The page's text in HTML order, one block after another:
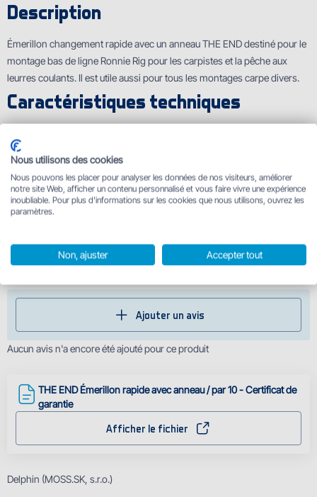
Description
Émerillon changement rapide avec un anneau THE END destiné pour le
montage bas de ligne Ronnie Rig pour les carpistes et la pêche aux
leurres coulants. Il est utile aussi pour tous les montages carpe divers.
Caractéristiques techniques
#4
Vous avez une question sur ce produit ? Écrivez-nous
Aucune question n'a encore été posée sur ce produit
Ajouter un avis
Aucun avis n'a encore été ajouté pour ce produit
THE END Émerillon rapide avec anneau / par 10 - Certificat de
garantie
Afficher le fichier
Delphin (MOSS.SK, s.r.o.)
Nous utilisons des cookies
Nous pouvons les placer pour analyser les données de nos visiteurs, améliorer
notre site Web, afficher un contenu personnalisé et vous faire vivre une expérience
inoubliable. Pour plus d'informations sur les cookies que nous utilisons, ouvrez les
paramètres.
Non, ajuster Accepter tout